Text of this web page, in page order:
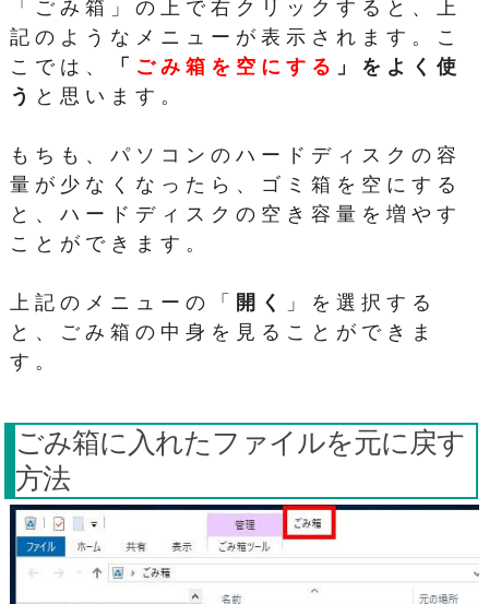
「ごみ箱」の上で右クリックすると、上
記のようなメニューが表示されます。こ
こでは、
「 ごみ箱を空にする 」をよく使
う と思います。
もちも、パソコンのハードディスクの容
量が少なくなったら、ゴミ箱を空にする
と、ハードディスクの空き容量を増やす
ことができます。
上記のメニューの「 開く
」を選択する
と、ごみ箱の中身を見ることができま
す。
ごみ箱に入れたファイルを元に戻す
方法